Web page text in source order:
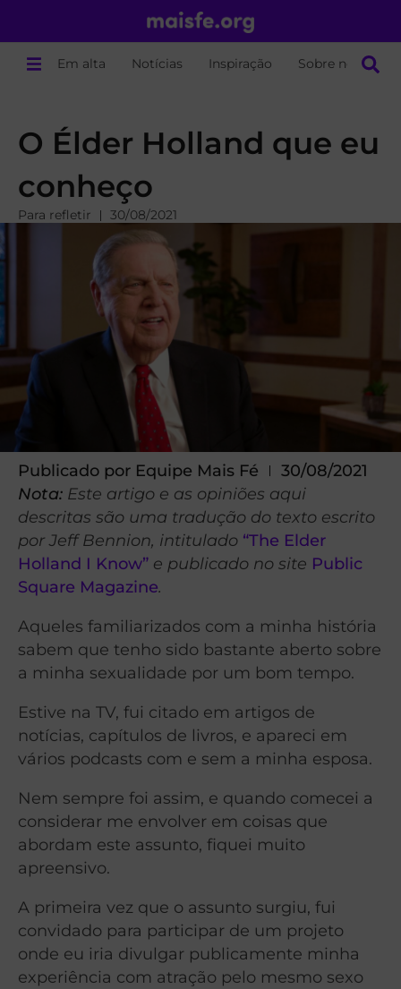
Em alta Notícias Inspiração Sobre nós
O Élder Holland que eu
conheço
Para refletir 30/08/2021
Publicado por Equipe Mais Fé
30/08/2021
Nota: Este artigo e as opiniões aqui
descritas são uma tradução do texto escrito
por Jeff Bennion, intitulado “The Elder
Holland I Know” e publicado no site Public
Square Magazine.
Aqueles familiarizados com a minha história
sabem que tenho sido bastante aberto sobre
a minha sexualidade por um bom tempo.
Estive na TV, fui citado em artigos de
notícias, capítulos de livros, e apareci em
vários podcasts com e sem a minha esposa.
Nem sempre foi assim, e quando comecei a
considerar me envolver em coisas que
abordam este assunto, fiquei muito
apreensivo.
A primeira vez que o assunto surgiu, fui
convidado para participar de um projeto
onde eu iria divulgar publicamente minha
experiência com atração pelo mesmo sexo